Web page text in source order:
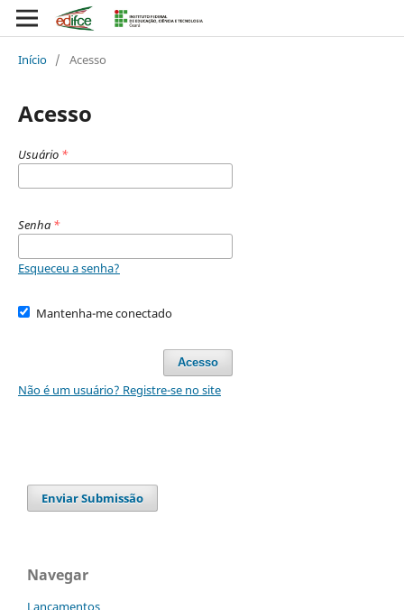
Início / Acesso
Acesso
Usuário *
Senha *
Esqueceu a senha?
Mantenha-me conectado
Acesso
Não é um usuário? Registre-se no site
Enviar Submissão
Navegar
Lançamentos